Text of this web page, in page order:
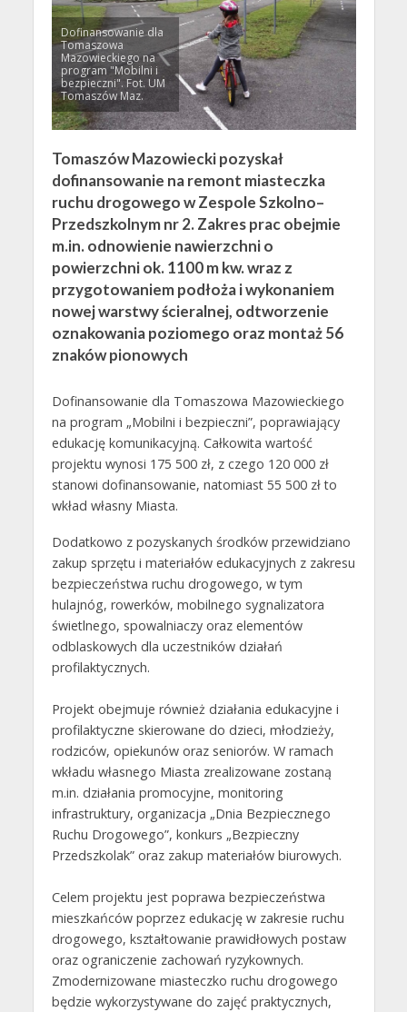
Dofinansowanie dla
Tomaszowa
Mazowieckiego na
program "Mobilni i
bezpieczni". Fot. UM
Tomaszów Maz.
Tomaszów Mazowiecki pozyskał
dofinansowanie na remont miasteczka
ruchu drogowego w Zespole Szkolno–
Przedszkolnym nr 2. Zakres prac obejmie
m.in. odnowienie nawierzchni o
powierzchni ok. 1100 m kw. wraz z
przygotowaniem podłoża i wykonaniem
nowej warstwy ścieralnej, odtworzenie
oznakowania poziomego oraz montaż 56
znaków pionowych
Dofinansowanie dla Tomaszowa Mazowieckiego
na program „Mobilni i bezpieczni”, poprawiający
edukację komunikacyjną. Całkowita wartość
projektu wynosi 175 500 zł, z czego 120 000 zł
stanowi dofinansowanie, natomiast 55 500 zł to
wkład własny Miasta.
Dodatkowo z pozyskanych środków przewidziano
zakup sprzętu i materiałów edukacyjnych z zakresu
bezpieczeństwa ruchu drogowego, w tym
hulajnóg, rowerków, mobilnego sygnalizatora
świetlnego, spowalniaczy oraz elementów
odblaskowych dla uczestników działań
profilaktycznych.
Projekt obejmuje również działania edukacyjne i
profilaktyczne skierowane do dzieci, młodzieży,
rodziców, opiekunów oraz seniorów. W ramach
wkładu własnego Miasta zrealizowane zostaną
m.in. działania promocyjne, monitoring
infrastruktury, organizacja „Dnia Bezpiecznego
Ruchu Drogowego”, konkurs „Bezpieczny
Przedszkolak” oraz zakup materiałów biurowych.
Celem projektu jest poprawa bezpieczeństwa
mieszkańców poprzez edukację w zakresie ruchu
drogowego, kształtowanie prawidłowych postaw
oraz ograniczenie zachowań ryzykownych.
Zmodernizowane miasteczko ruchu drogowego
będzie wykorzystywane do zajęć praktycznych,